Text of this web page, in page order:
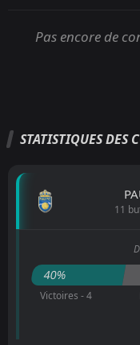
Pas encore de
STATISTIQUES DES
11
40%
Victoires - 4